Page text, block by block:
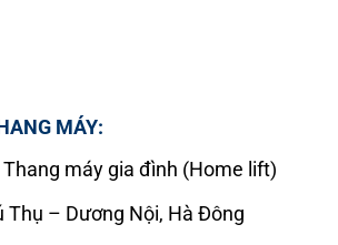
MÁY:
máy gia đình (Home lift)
Thụ – Dương Nội, Hà Đông